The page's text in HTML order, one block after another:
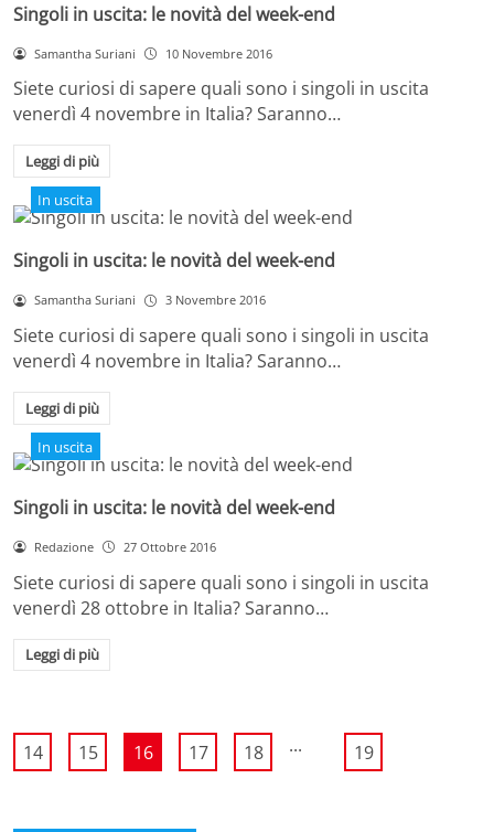
Singoli in uscita: le novità del week-end
Samantha Suriani 10 Novembre 2016
Siete curiosi di sapere quali sono i singoli in uscita
venerdì 4 novembre in Italia? Saranno…
Leggi di più
In uscita
Singoli in uscita: le novità del week-end
Samantha Suriani 3 Novembre 2016
Siete curiosi di sapere quali sono i singoli in uscita
venerdì 4 novembre in Italia? Saranno…
Leggi di più
In uscita
Singoli in uscita: le novità del week-end
Redazione 27 Ottobre 2016
Siete curiosi di sapere quali sono i singoli in uscita
venerdì 28 ottobre in Italia? Saranno…
Leggi di più
14 15 16 17 18 ... 19